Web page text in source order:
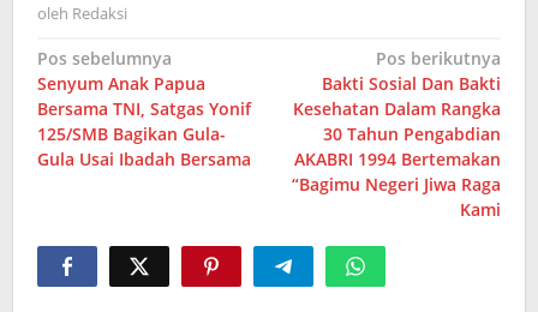
oleh Redaksi
Navigasi
pos
Pos sebelumnya
Senyum Anak Papua
Bersama TNI, Satgas Yonif
125/SMB Bagikan Gula-
Gula Usai Ibadah Bersama
Pos berikutnya
Bakti Sosial Dan Bakti
Kesehatan Dalam Rangka
30 Tahun Pengabdian
AKABRI 1994 Bertemakan
“Bagimu Negeri Jiwa Raga
Kami